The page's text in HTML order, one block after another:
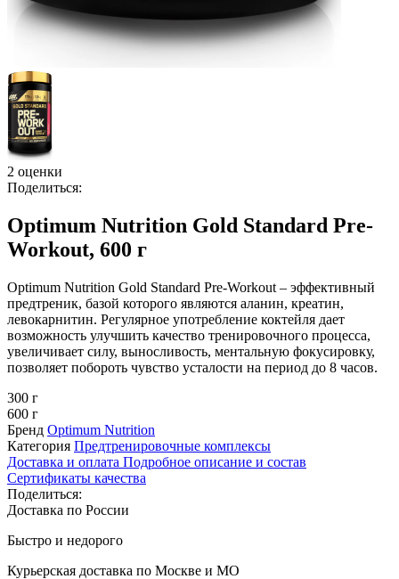
2 оценки
Поделиться:
Optimum Nutrition Gold Standard Pre-
Workout, 600 г
Optimum Nutrition Gold Standard Pre-Workout – эффективный
предтреник, базой которого являются аланин, креатин,
левокарнитин. Регулярное употребление коктейля дает
возможность улучшить качество тренировочного процесса,
увеличивает силу, выносливость, ментальную фокусировку,
позволяет побороть чувство усталости на период до 8 часов.
300 г
600 г
Бренд Optimum Nutrition
Категория Предтренировочные комплексы
Доставка и оплата Подробное описание и состав
Сертификаты качества
Поделиться:
Доставка по России
Быстро и недорого
Курьерская доставка по Москве и МО